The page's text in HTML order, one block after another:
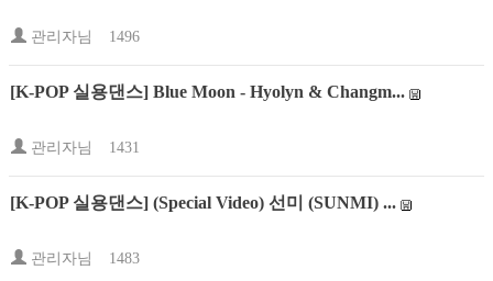
관리자님 1496
[K-POP 실용댄스] Blue Moon - Hyolyn & Changm...
관리자님 1431
[K-POP 실용댄스] (Special Video) 선미 (SUNMI) ...
관리자님 1483